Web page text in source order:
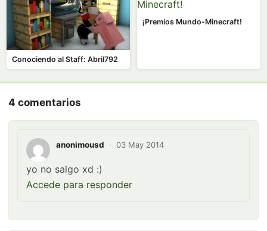
Conociendo al Staff: Abril792
¡Premios Mundo-Minecraft!
4 comentarios
anonimousd · 03 May 2014
yo no salgo xd :)
Accede para responder